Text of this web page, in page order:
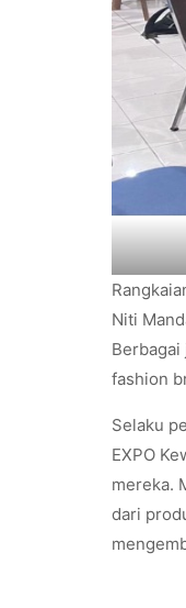
Niti
Berbagai
fashion
Selaku
EXPO
mereka.
dari